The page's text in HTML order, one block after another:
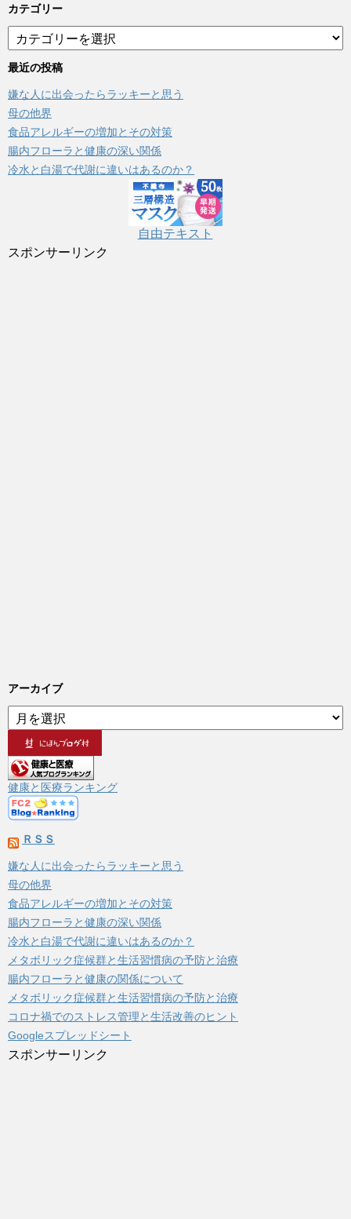
カテゴリー
テ
ゴ
ー
最近の投稿
嫌な人に出会ったらラッキーと思う
母の他界
食品アレルギーの増加とその対策
腸内フローラと健康の深い関係
冷水と白湯で代謝に違いはあるのか？
自由テキスト
スポンサーリンク
アーカイブ
ア
ー
イ
ブ
健康と医療ランキング
ＲＳＳ
嫌な人に出会ったらラッキーと思う
母の他界
食品アレルギーの増加とその対策
腸内フローラと健康の深い関係
冷水と白湯で代謝に違いはあるのか？
メタボリック症候群と生活習慣病の予防と治療
腸内フローラと健康の関係について
メタボリック症候群と生活習慣病の予防と治療
コロナ禍でのストレス管理と生活改善のヒント
Googleスプレッドシート
スポンサーリンク